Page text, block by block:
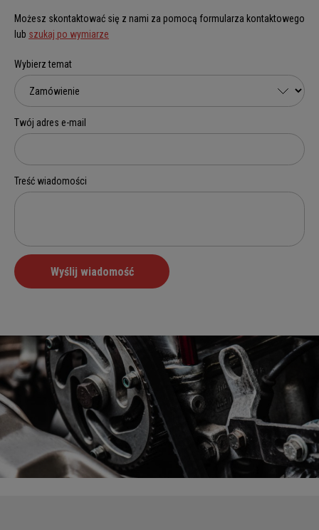
Możesz skontaktować się z nami za pomocą formularza kontaktowego
lub szukaj po wymiarze